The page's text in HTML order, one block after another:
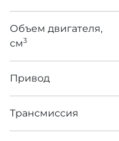
Объем двигателя,
см3
Привод
Трансмиссия